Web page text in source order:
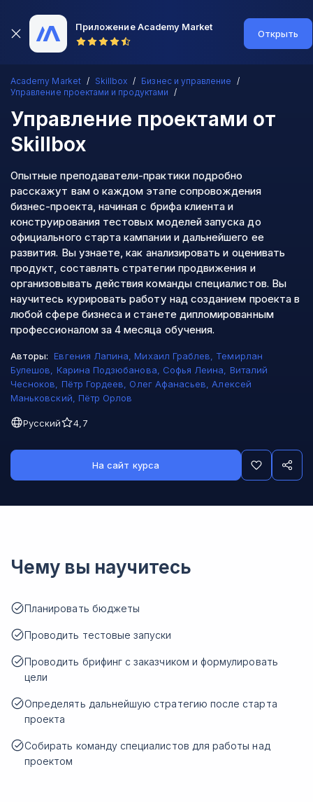
Приложение Academy Market
Открыть
Academy Market Skillbox
Бизнес и управление
Управление проектами и продуктами
Управление проектами от
Skillbox
Опытные преподаватели-практики подробно
расскажут вам о каждом этапе сопровождения
бизнес-проекта, начиная с брифа клиента и
конструирования тестовых моделей запуска до
официального старта кампании и дальнейшего ее
развития. Вы узнаете, как анализировать и оценивать
продукт, составлять стратегии продвижения и
организовывать действия команды специалистов. Вы
научитесь курировать работу над созданием проекта в
любой сфере бизнеса и станете дипломированным
профессионалом за 4 месяца обучения.
Авторы: Евгения Лапина Михаил Граблев
Темирлан
Булешов
Карина Подзюбанова Софья Леина
Виталий
Чесноков
Пётр Гордеев Олег Афанасьев
Алексей
Маньковский
Пётр Орлов
Русский 4,7
На сайт курса
Чему вы научитесь
Планировать бюджеты
Проводить тестовые запуски
Проводить брифинг с заказчиком и формулировать
цели
Определять дальнейшую стратегию после старта
проекта
Собирать команду специалистов для работы над
проектом